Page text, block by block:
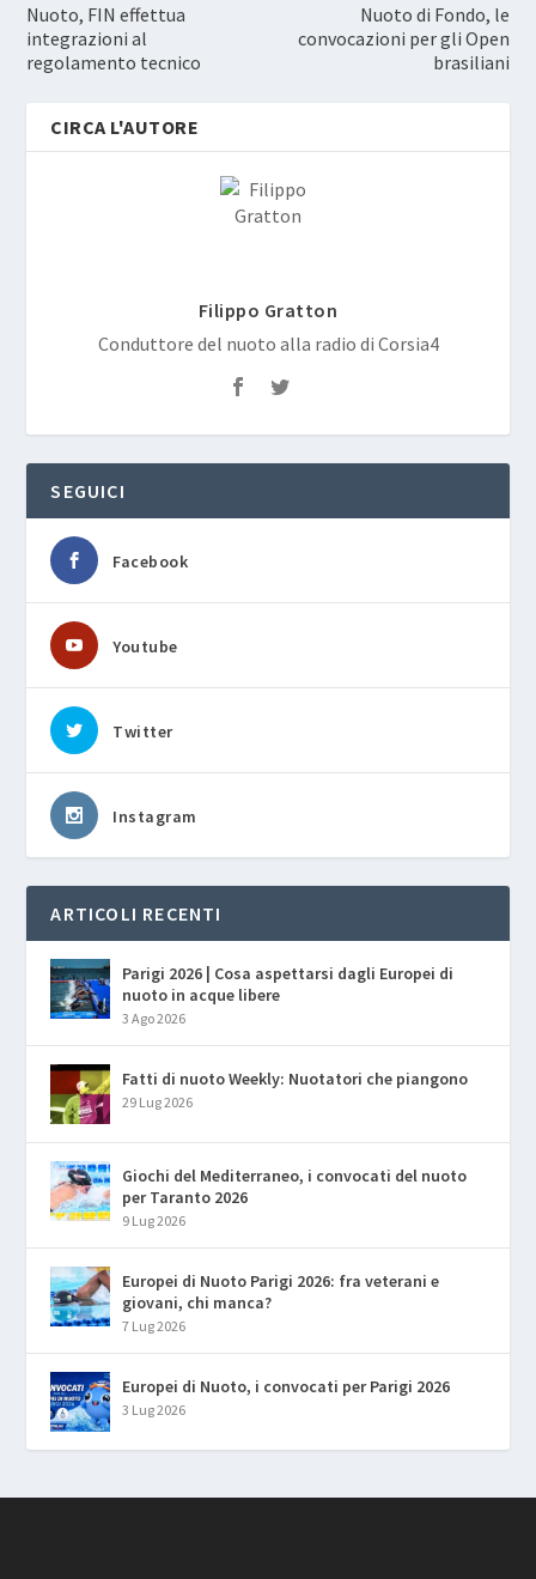
Nuoto, FIN effettua
integrazioni al
regolamento tecnico
Nuoto di Fondo, le
convocazioni per gli Open
brasiliani
CIRCA L'AUTORE
Filippo Gratton
Conduttore del nuoto alla radio di Corsia4
SEGUICI
Facebook
Youtube
Twitter
Instagram
ARTICOLI RECENTI
Parigi 2026 | Cosa aspettarsi dagli Europei di
nuoto in acque libere
3 Ago 2026
Fatti di nuoto Weekly: Nuotatori che piangono
29 Lug 2026
Giochi del Mediterraneo, i convocati del nuoto
per Taranto 2026
9 Lug 2026
Europei di Nuoto Parigi 2026: fra veterani e
giovani, chi manca?
7 Lug 2026
Europei di Nuoto, i convocati per Parigi 2026
3 Lug 2026